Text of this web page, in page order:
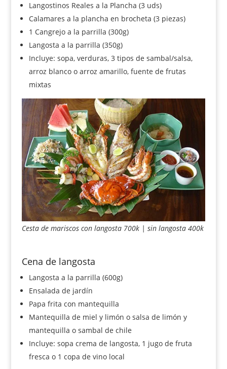
Langostinos Reales a la Plancha (3 uds)
Calamares a la plancha en brocheta (3 piezas)
1 Cangrejo a la parrilla (300g)
Langosta a la parrilla (350g)
Incluye: sopa, verduras, 3 tipos de sambal/salsa,
arroz blanco o arroz amarillo, fuente de frutas
mixtas
Cesta de mariscos con langosta 700k | sin langosta 400k
Cena de langosta
Langosta a la parrilla (600g)
Ensalada de jardín
Papa frita con mantequilla
Mantequilla de miel y limón o salsa de limón y
mantequilla o sambal de chile
Incluye: sopa crema de langosta, 1 jugo de fruta
fresca o 1 copa de vino local